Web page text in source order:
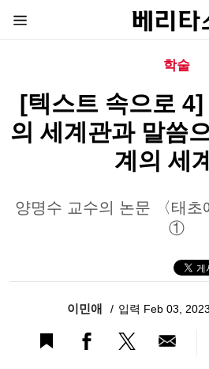
학술
[텍스트 속으로
의 세계관과 말씀
계의 세
양명수 교수의 논문 〈태초
①
이민애 입력 Feb 03,